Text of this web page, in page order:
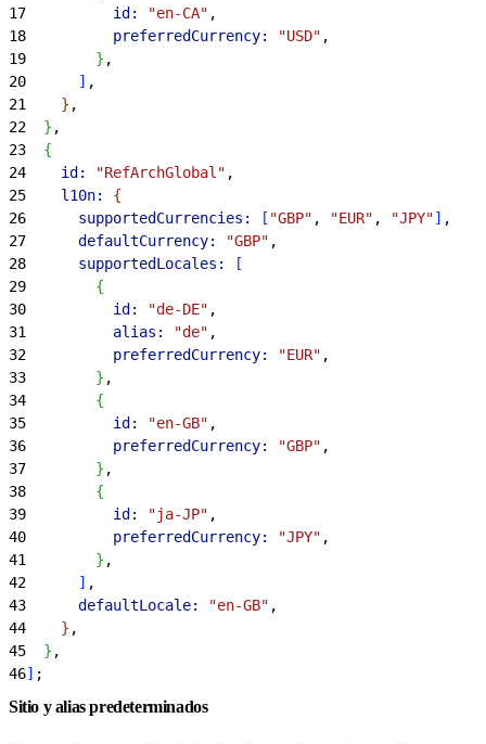
17
          id:
"en-CA" ,
18
          preferredCurrency:
"USD" ,
19
} ,
20
] ,
21
} ,
22
} ,
23
{
24
    id:
"RefArchGlobal" ,
25
    l10n:
{
26
      supportedCurrencies:
[ "GBP" , "EUR" , "JPY"] ,
27
      defaultCurrency:
"GBP" ,
28
      supportedLocales:
[
29
{
30
          id:
"de-DE" ,
31
          alias:
"de" ,
32
          preferredCurrency:
"EUR" ,
33
} ,
34
{
35
          id:
"en-GB" ,
36
          preferredCurrency:
"GBP" ,
37
} ,
38
{
39
          id:
"ja-JP" ,
40
          preferredCurrency:
"JPY" ,
41
} ,
42
] ,
43
      defaultLocale:
"en-GB" ,
44
} ,
45
} ,
46] ;
Sitio y alias predeterminados